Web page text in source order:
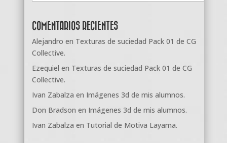
COMENTARIOS RECIENTES
Alejandro en Texturas de suciedad Pack 01 de CG
Collective.
Ezequiel en Texturas de suciedad Pack 01 de CG
Collective.
Ivan Zabalza en Imágenes 3d de mis alumnos.
Don Bradson en Imágenes 3d de mis alumnos.
Ivan Zabalza en Tutorial de Motiva Layama.